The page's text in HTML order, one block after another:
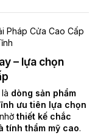
Pháp Cửa Cao Cấp
– lựa chọn
dòng sản phẩm
ưu tiên lựa chọn
thiết kế chắc
tính thẩm mỹ cao.